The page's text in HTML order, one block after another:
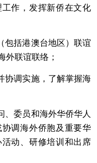
作，发挥新侨在文化
括港澳台地区）联谊
外联谊联络；
调实施，了解掌握海
委员和海外华侨华人
调海外侨胞及重要华
动、研修培训和出席